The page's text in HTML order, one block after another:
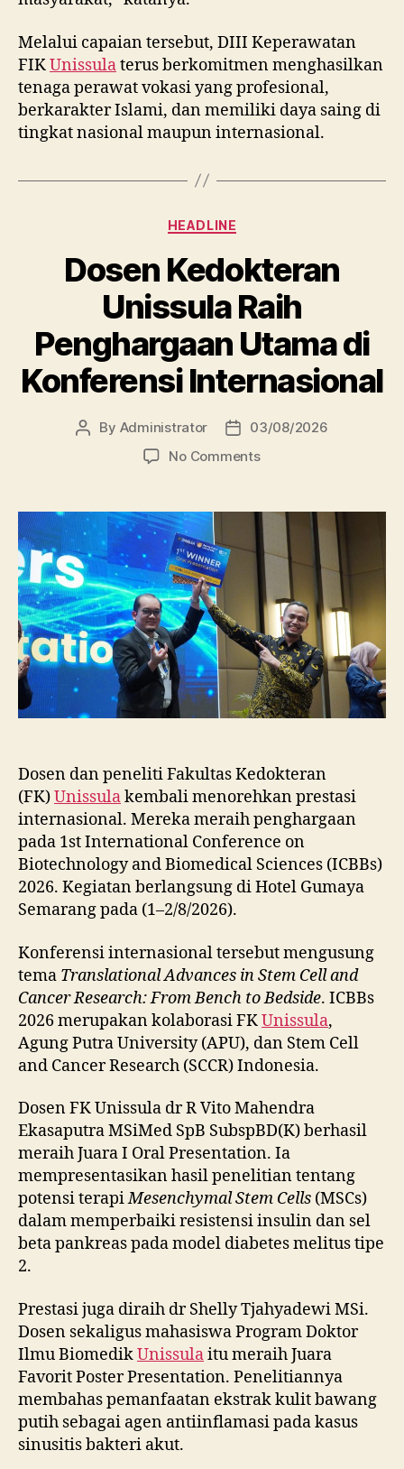
Melalui capaian tersebut, DIII Keperawatan
FIKUnissulaterus berkomitmen menghasilkan
tenaga perawat vokasi yang profesional,
berkarakter Islami, dan memiliki daya saing di
tingkat nasional maupun internasional.
Categories
HEADLINE
Dosen Kedokteran
Unissula Raih
Penghargaan Utama di
Konferensi Internasional
Post
By Administrator
Post
date
03/08/2026
No Commentson
Unissula
Raih
Penghargaan
Utama
di
Konferensi
Internasional
Dosen dan peneliti Fakultas Kedokteran
(FK)Unissulakembali menorehkan prestasi
internasional. Mereka meraih penghargaan
pada 1st International Conference on
Biotechnology and Biomedical Sciences (ICBBs)
2026. Kegiatan berlangsung di Hotel Gumaya
Semarang pada (1–2/8/2026).
Konferensi internasional tersebut mengusung
tema Translational Advances in Stem Cell and
Cancer Research: From Bench to Bedside. ICBBs
2026 merupakan kolaborasi FKUnissula,
Agung Putra University (APU), dan Stem Cell
and Cancer Research (SCCR) Indonesia.
Dosen FK Unissula dr R Vito Mahendra
Ekasaputra MSiMed SpB SubspBD(K) berhasil
meraih Juara I Oral Presentation. Ia
mempresentasikan hasil penelitian tentang
potensi terapiMesenchymal Stem Cells (MSCs)
dalam memperbaiki resistensi insulin dan sel
beta pankreas pada model diabetes melitus tipe
2.
Prestasi juga diraih dr Shelly Tjahyadewi MSi.
Dosen sekaligus mahasiswa Program Doktor
Ilmu BiomedikUnissulaitu meraih Juara
Favorit Poster Presentation. Penelitiannya
membahas pemanfaatan ekstrak kulit bawang
putih sebagai agen antiinflamasi pada kasus
sinusitis bakteri akut.